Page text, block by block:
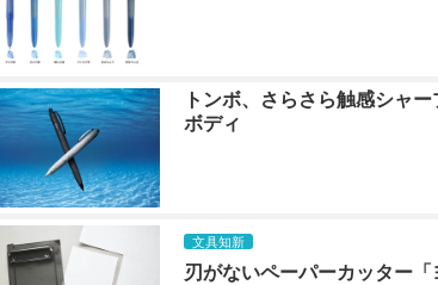
トンボ、さらさら触感シャ
ボディ
文具知新
刃がないペーパーカッター